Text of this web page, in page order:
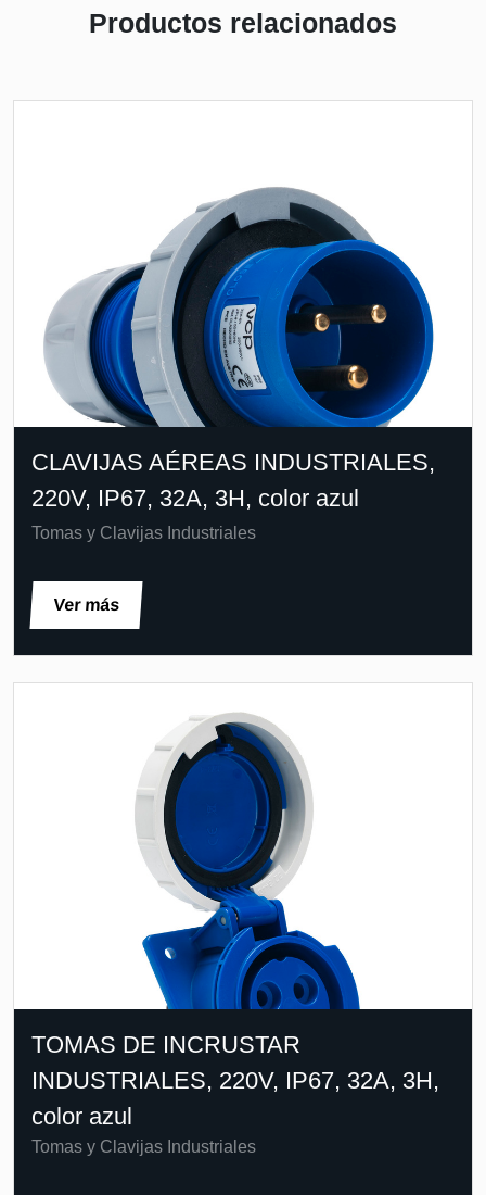
Productos relacionados
CLAVIJAS AÉREAS INDUSTRIALES,
220V, IP67, 32A, 3H, color azul
Tomas y Clavijas Industriales
Ver más
TOMAS DE INCRUSTAR
INDUSTRIALES, 220V, IP67, 32A, 3H,
color azul
Tomas y Clavijas Industriales